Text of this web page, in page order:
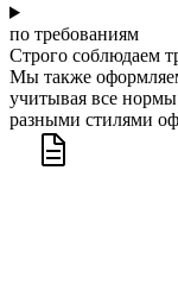
по требованиям
Строго соблюдаем
Мы также
учитывая все
разными стилями